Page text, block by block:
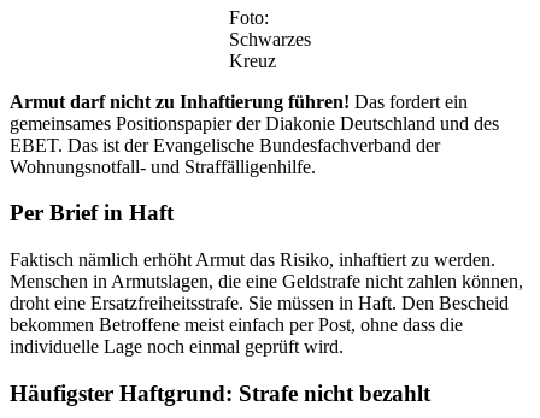
Foto:
Schwarzes
Kreuz
Armut darf nicht zu Inhaftierung führen! Das fordert ein
gemeinsames Positionspapier der Diakonie Deutschland und des
EBET. Das ist der Evangelische Bundesfachverband der
Wohnungsnotfall- und Straffälligenhilfe.
Per Brief in Haft
Faktisch nämlich erhöht Armut das Risiko, inhaftiert zu werden.
Menschen in Armutslagen, die eine Geldstrafe nicht zahlen können,
droht eine Ersatzfreiheitsstrafe. Sie müssen in Haft. Den Bescheid
bekommen Betroffene meist einfach per Post, ohne dass die
individuelle Lage noch einmal geprüft wird.
Häufigster Haftgrund: Strafe nicht bezahlt